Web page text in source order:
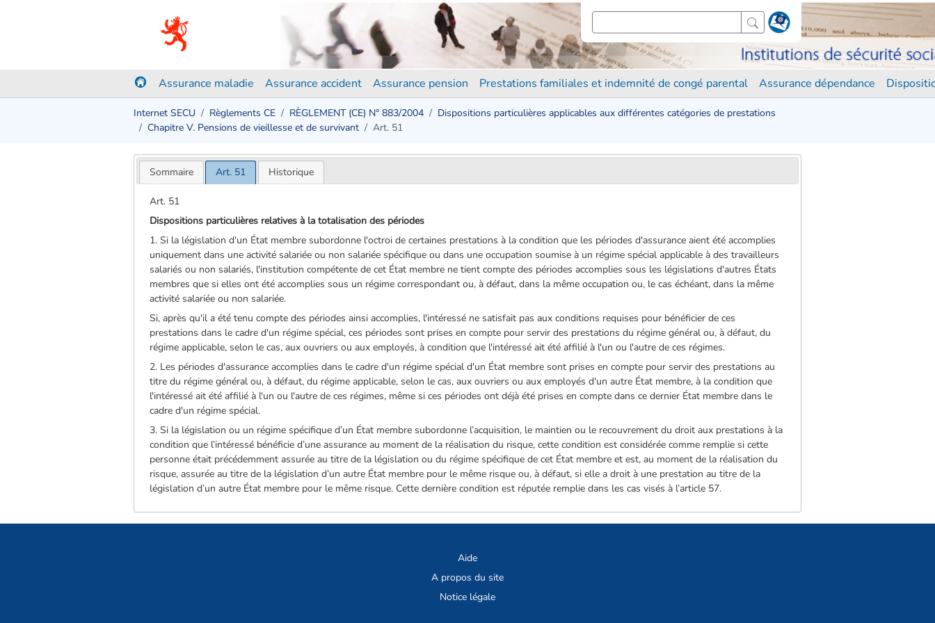
Assurance maladie Assurance accident Assurance pension Prestations familiales et indemnité de congé parental Assurance dépendance
Internet SECU Règlements CE RÈGLEMENT (CE) N° 883/2004
Dispositions particulières applicables aux différentes catégories de prestations
Chapitre V. Pensions de vieillesse et de survivant
Art. 51
Sommaire Art. 51 Historique
Art. 51
Dispositions particulières relatives à la totalisation des périodes
1. Si la législation d'un État membre subordonne l'octroi de certaines prestations à la condition que les périodes d'assurance aient été accomplies
uniquement dans une activité salariée ou non salariée spécifique ou dans une occupation soumise à un régime spécial applicable à des travailleurs
salariés ou non salariés, l'institution compétente de cet État membre ne tient compte des périodes accomplies sous les législations d'autres États
membres que si elles ont été accomplies sous un régime correspondant ou, à défaut, dans la même occupation ou, le cas échéant, dans la même
activité salariée ou non salariée.
Si, après qu'il a été tenu compte des périodes ainsi accomplies, l'intéressé ne satisfait pas aux conditions requises pour bénéficier de ces
prestations dans le cadre d'un régime spécial, ces périodes sont prises en compte pour servir des prestations du régime général ou, à défaut, du
régime applicable, selon le cas, aux ouvriers ou aux employés, à condition que l'intéressé ait été affilié à l'un ou l'autre de ces régimes.
2. Les périodes d'assurance accomplies dans le cadre d'un régime spécial d'un État membre sont prises en compte pour servir des prestations au
titre du régime général ou, à défaut, du régime applicable, selon le cas, aux ouvriers ou aux employés d'un autre État membre, à la condition que
l'intéressé ait été affilié à l'un ou l'autre de ces régimes, même si ces périodes ont déjà été prises en compte dans ce dernier État membre dans le
cadre d'un régime spécial.
3. Si la législation ou un régime spécifique d’un État membre subordonne l’acquisition, le maintien ou le recouvrement du droit aux prestations à la
condition que l’intéressé bénéficie d’une assurance au moment de la réalisation du risque, cette condition est considérée comme remplie si cette
personne était précédemment assurée au titre de la législation ou du régime spécifique de cet État membre et est, au moment de la réalisation du
risque, assurée au titre de la législation d’un autre État membre pour le même risque ou, à défaut, si elle a droit à une prestation au titre de la
législation d’un autre État membre pour le même risque. Cette dernière condition est réputée remplie dans les cas visés à l’article 57.
Aide
A propos du site
Notice légale